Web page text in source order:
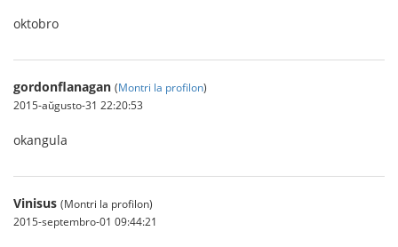
oktobro
gordonflanagan (Montri la profilon)
2015-aŭgusto-31 22:20:53
okangula
Vinisus (Montri la profilon)
2015-septembro-01 09:44:21